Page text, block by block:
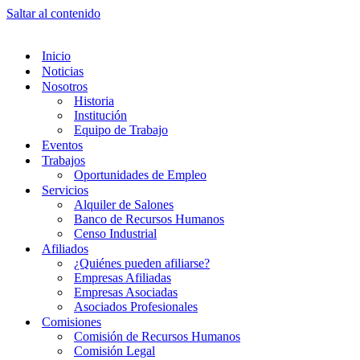
Saltar al contenido
Inicio
Noticias
Nosotros
Historia
Institución
Equipo de Trabajo
Eventos
Trabajos
Oportunidades de Empleo
Servicios
Alquiler de Salones
Banco de Recursos Humanos
Censo Industrial
Afiliados
¿Quiénes pueden afiliarse?
Empresas Afiliadas
Empresas Asociadas
Asociados Profesionales
Comisiones
Comisión de Recursos Humanos
Comisión Legal